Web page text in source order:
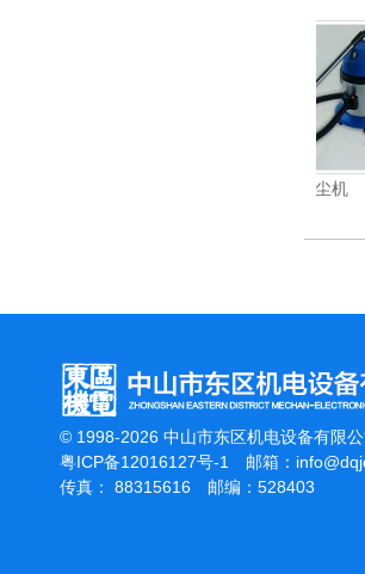
© 1998-2026 中山市东区机电设备有限公
粤ICP备12016127号-1
邮箱：
传真： 88315616 邮编：528403